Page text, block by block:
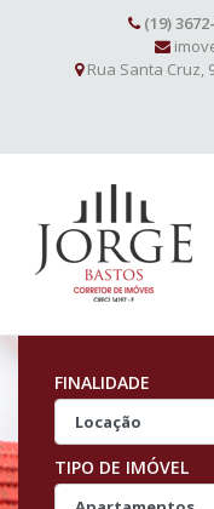
(19)
Rua Santa Cruz,
FINALIDADE
TIPO DE IMÓVEL